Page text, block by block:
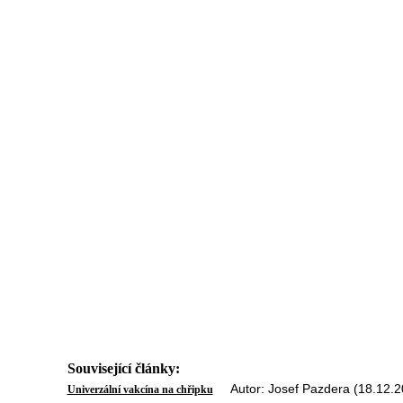
Související články:
Univerzální vakcína na chřipku Autor: Josef Pazdera